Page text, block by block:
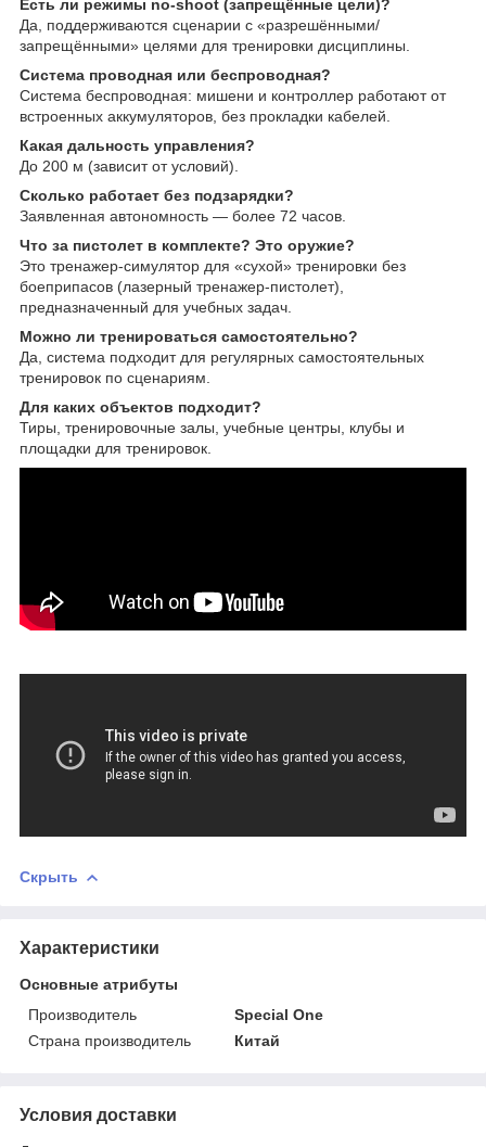
Есть ли режимы no-shoot (запрещённые цели)?
Да, поддерживаются сценарии с «разрешёнными/
запрещёнными» целями для тренировки дисциплины.
Система проводная или беспроводная?
Система беспроводная: мишени и контроллер работают от
встроенных аккумуляторов, без прокладки кабелей.
Какая дальность управления?
До 200 м (зависит от условий).
Сколько работает без подзарядки?
Заявленная автономность — более 72 часов.
Что за пистолет в комплекте? Это оружие?
Это тренажер-симулятор для «сухой» тренировки без
боеприпасов (лазерный тренажер-пистолет),
предназначенный для учебных задач.
Можно ли тренироваться самостоятельно?
Да, система подходит для регулярных самостоятельных
тренировок по сценариям.
Для каких объектов подходит?
Тиры, тренировочные залы, учебные центры, клубы и
площадки для тренировок.
Скрыть
Характеристики
Основные атрибуты
Производитель
Special One
Страна производитель
Китай
Условия доставки